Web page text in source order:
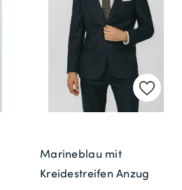
Gratisversand *
Marineblau mit
Kreidestreifen Anzug